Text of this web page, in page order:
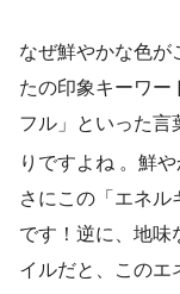
なぜ鮮やかな色が
たの印象キーワー
フル」といった言
りですよね 。鮮
さにこの「エネル
です！逆に、地味
イルだと、このエ